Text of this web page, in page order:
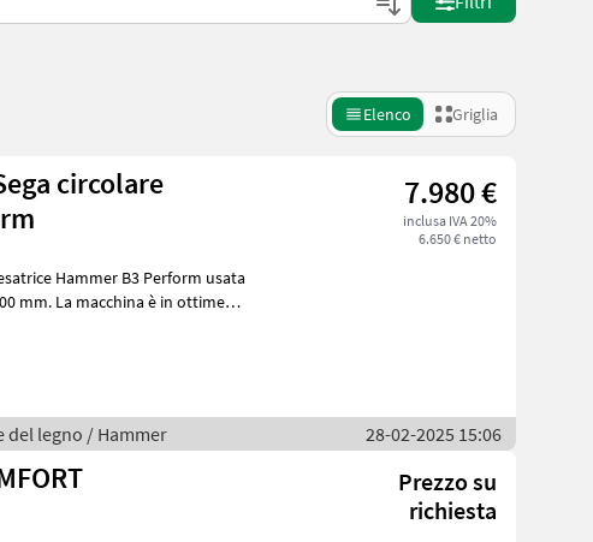
Elenco Griglia
circolare
7.980 €
inclusa IVA 20%
6.650 € netto
Hammer B3 Perform usata
mm. La macchina è in ottime
del legno / Hammer 28-02-2025 15:06
Prezzo su
richiesta